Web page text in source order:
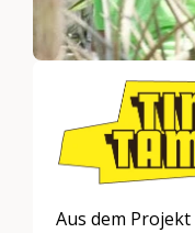
Aus dem Projekt